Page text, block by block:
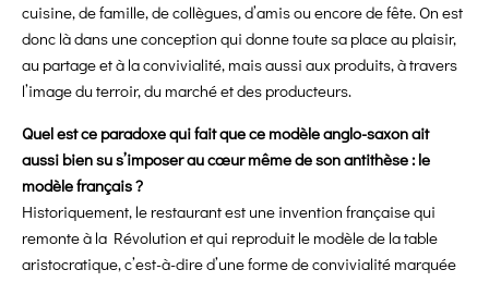
cuisine, de famille, de collègues, d’amis ou encore de fête. On est
donc là dans une conception qui donne toute sa place au plaisir,
au partage et à la convivialité, mais aussi aux produits, à travers
l’image du terroir, du marché et des producteurs.
Quel est ce paradoxe qui fait que ce modèle anglo-saxon ait
aussi bien su s’imposer au cœur même de son antithèse : le
modèle français ?
Historiquement, le restaurant est une invention française qui
remonte à la Révolution et qui reproduit le modèle de la table
aristocratique, c’est-à-dire d’une forme de convivialité marquée